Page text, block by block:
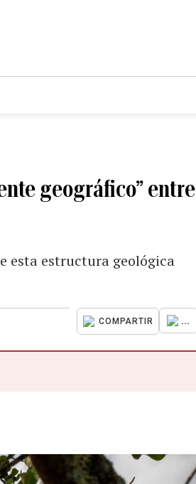
geográfico” entre
esta estructura geológica
COMPARTIR ...